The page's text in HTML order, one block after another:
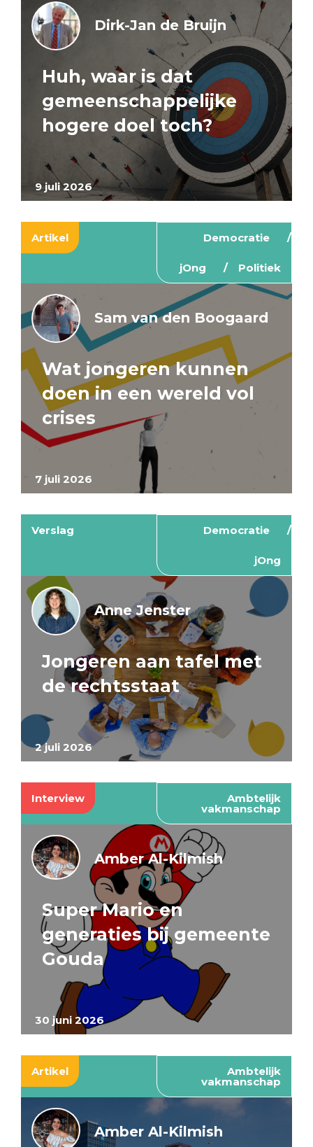
9 juli 2026
Dirk-Jan de Bruijn
Huh, waar is dat
gemeenschappelijke
hogere doel toch?
Artikel Democratie
jOng Politiek
7 juli 2026
Sam van den Boogaard
Wat jongeren kunnen
doen in een wereld vol
crises
Verslag Democratie
jOng
2 juli 2026
Anne Jenster
Jongeren aan tafel met
de rechtsstaat
Interview Ambtelijk
vakmanschap
30 juni 2026
Amber Al-Kilmish
Super Mario en
generaties bij gemeente
Gouda
Artikel Ambtelijk
vakmanschap
Amber Al-Kilmish